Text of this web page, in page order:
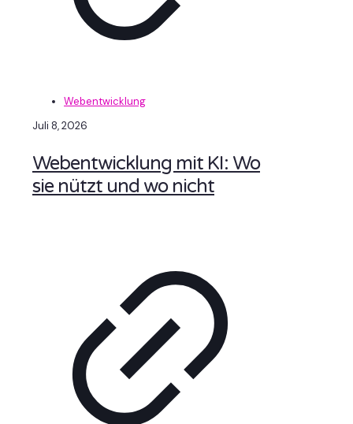
Webentwicklung
Juli 8, 2026
Webentwicklung mit KI: Wo
sie nützt und wo nicht